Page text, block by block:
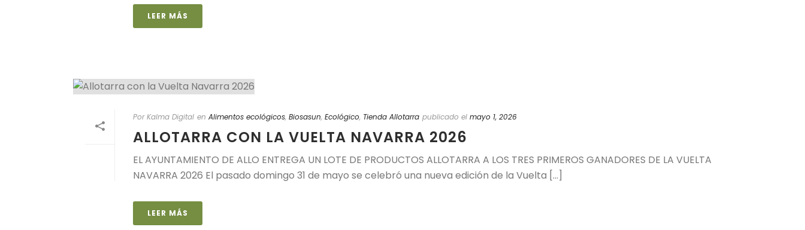
LEER MÁS
Por Kalma Digital en Alimentos ecológicos, Biosasun, Ecológico, Tienda Allotarra publicado el mayo 1, 2026
ALLOTARRA CON LA VUELTA NAVARRA 2026
EL AYUNTAMIENTO DE ALLO ENTREGA UN LOTE DE PRODUCTOS ALLOTARRA A LOS TRES PRIMEROS GANADORES DE LA VUELTA
NAVARRA 2026 El pasado domingo 31 de mayo se celebró una nueva edición de la Vuelta [...]
LEER MÁS